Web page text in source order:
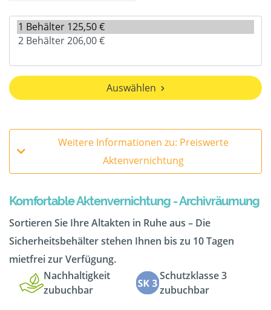
Auswählen
Weitere Informationen zu: Preiswerte
Aktenvernichtung
Komfortable Aktenvernichtung - Archivräumung
Sortieren Sie Ihre Altakten in Ruhe aus – Die
Sicherheitsbehälter stehen Ihnen bis zu 10 Tagen
mietfrei zur Verfügung.
Nachhaltigkeit
zubuchbar
Schutzklasse 3
zubuchbar